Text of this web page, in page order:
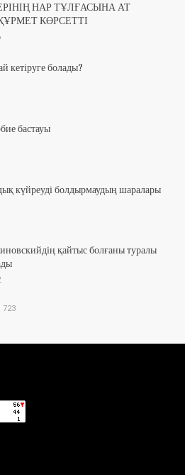
НАР ТҰЛҒАСЫНА АТ
КӨРСЕТТІ
кетіруге болады?
бастауы
күйреуді болдырмаудың шаралары
қайтыс болғаны туралы
723